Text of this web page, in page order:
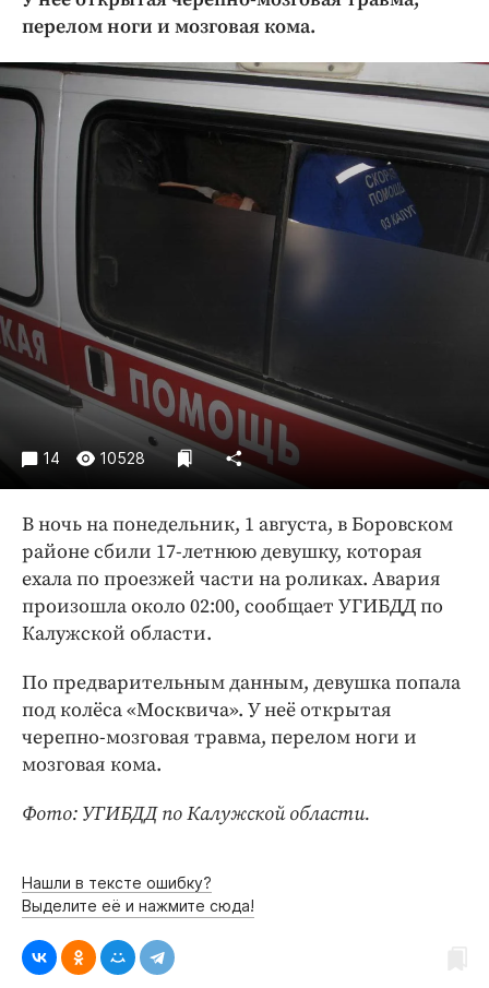
Криминал
Недвижимость и ЖКХ
Образование
Общество
Погода
Праздники
Спорт
Экономика и бизнес
ПРОЕКТЫ
Блоги
Издания
Медиаперсона
Интересное чтиво
Клиника года
Бренд года
Работодатель года
перелом ноги и мозговая кома.
14 10528
В ночь на понедельник, 1 августа, в Боровском
районе сбили 17-летнюю девушку, которая
ехала по проезжей части на роликах. Авария
произошла около 02:00, сообщает УГИБДД по
Калужской области.
По предварительным данным, девушка попала
под колёса «Москвича». У неё открытая
черепно-мозговая травма, перелом ноги и
мозговая кома.
Фото: УГИБДД по Калужской области.
Нашли в тексте ошибку?
Выделите её и нажмите сюда!